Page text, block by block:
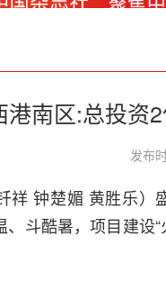
港南区:总投资
发布
祥 钟楚媚 黄胜乐
斗酷暑，项目建设